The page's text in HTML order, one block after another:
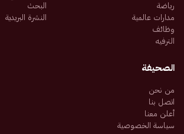
رياضة
مدارات عالمية
وظائف
الترفيه
البحث
النشرة البريدية
الصحيفة
من نحن
اتصل بنا
أعلن معنا
سياسة الخصوصية